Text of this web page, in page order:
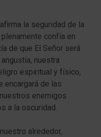
la seguridad de la
confía en
de que El Señor será
nuestra
espiritual y físico,
encargará de las
enemigos
a la oscuridad.
alrededor,